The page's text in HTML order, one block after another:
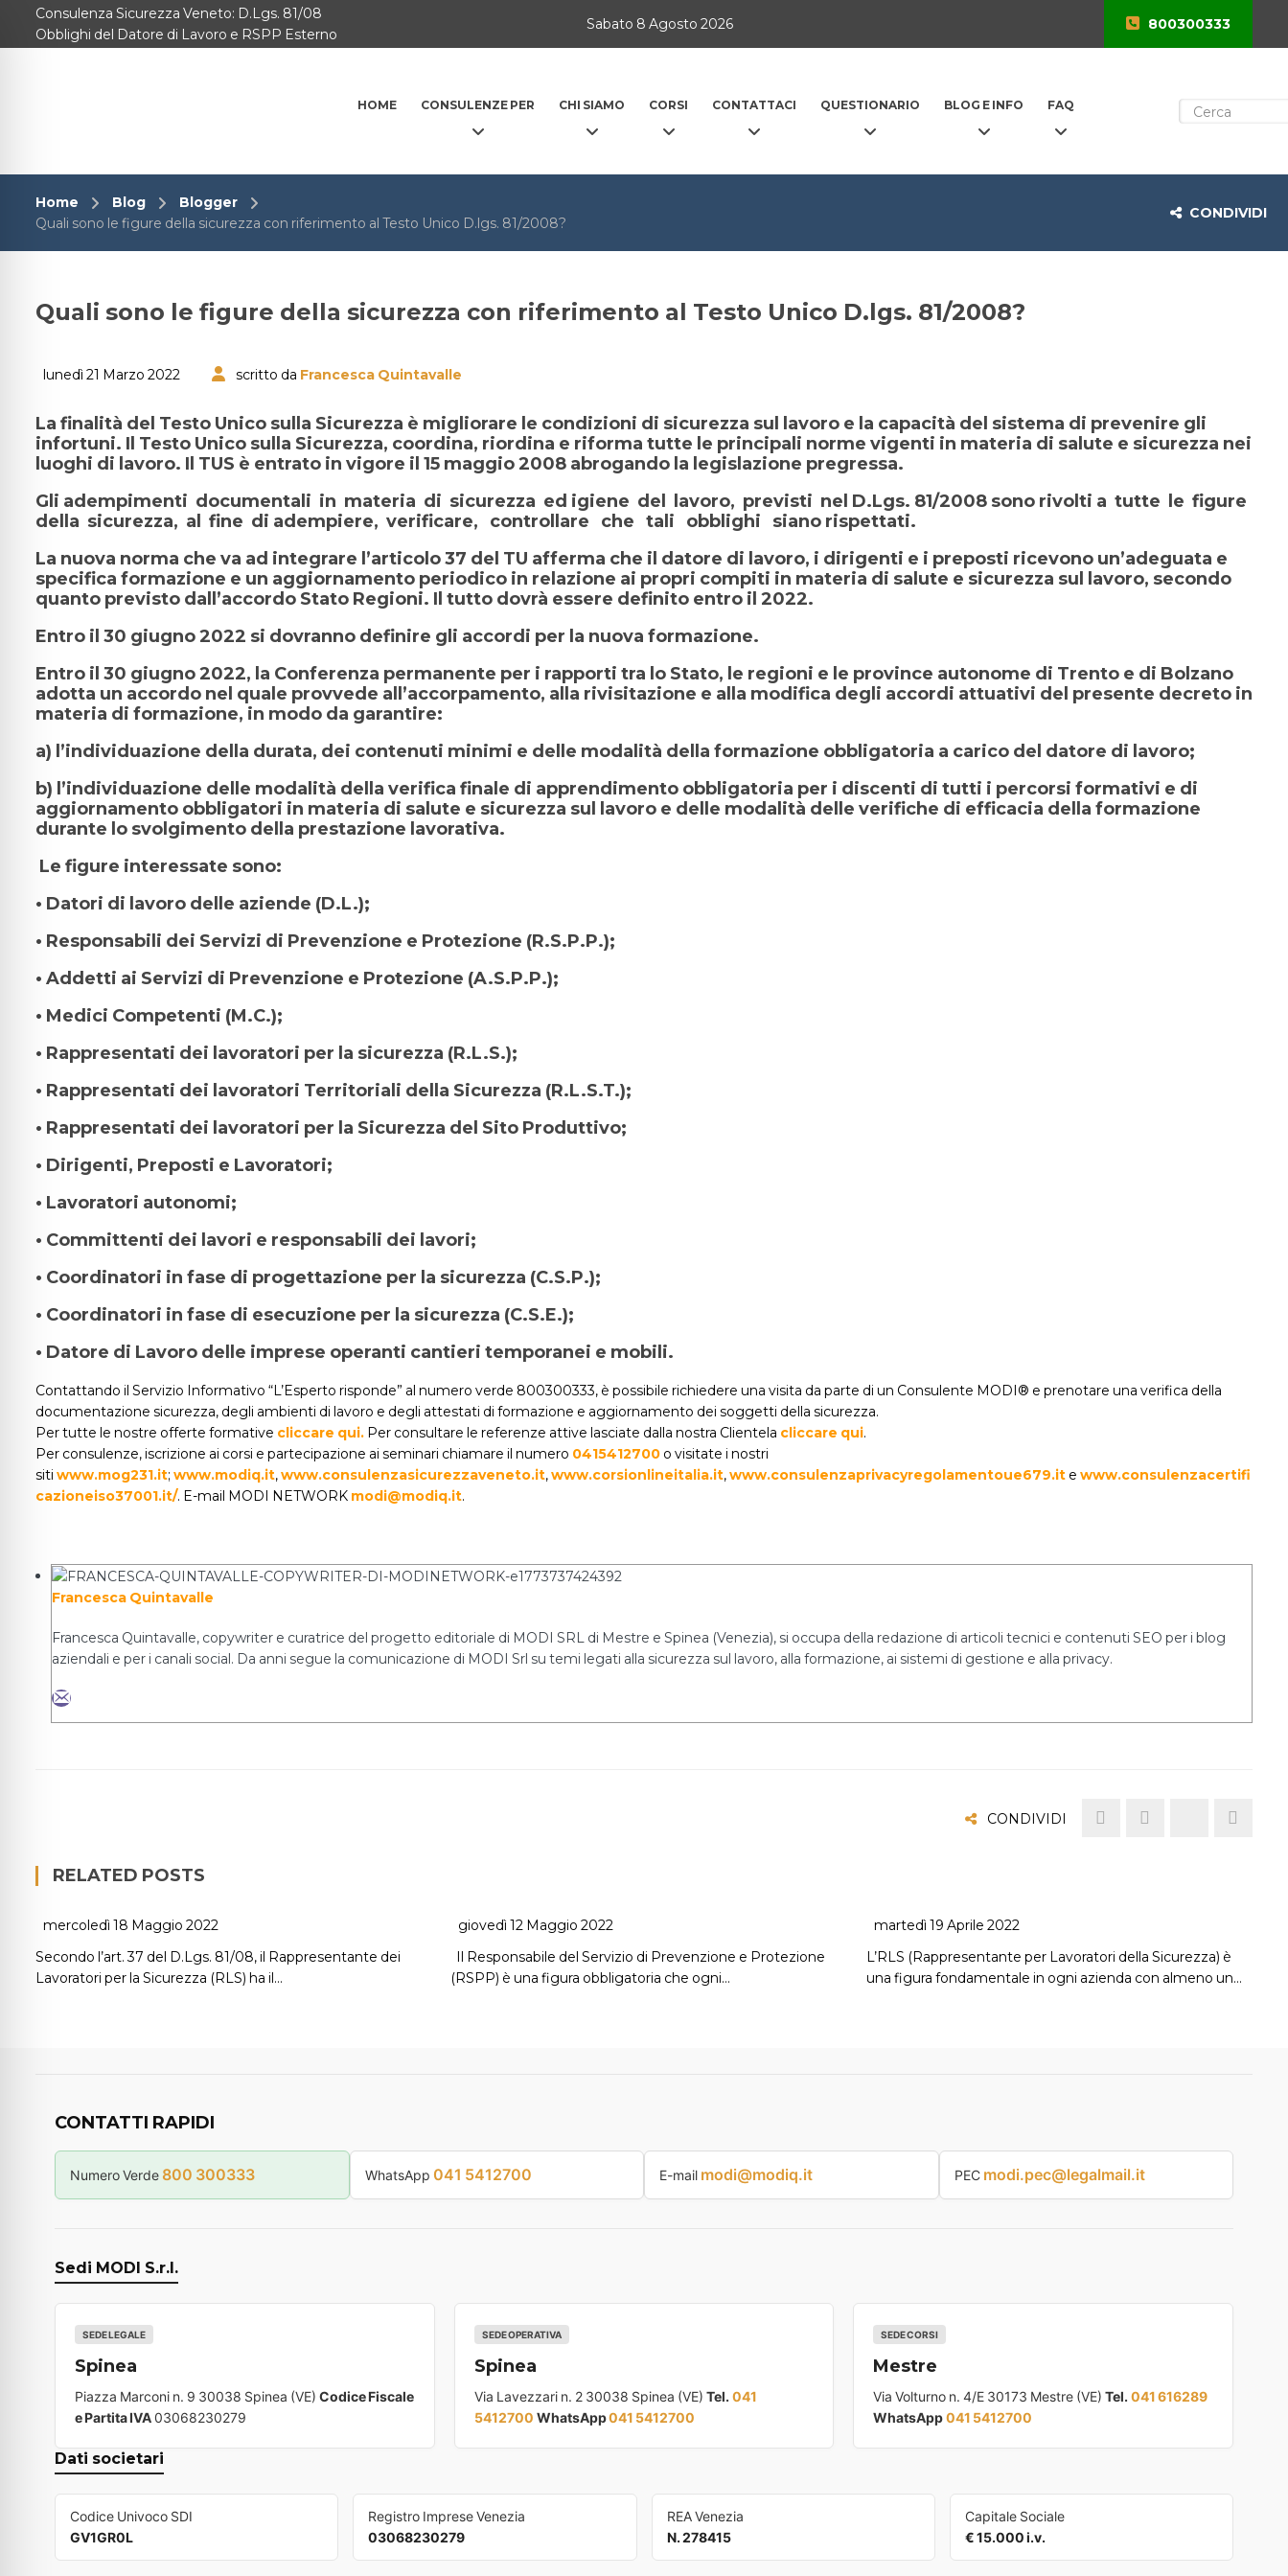
Home
Contattaci
Blog e Info
Consulenza Sicurezza Veneto: D.Lgs. 81/08
Obblighi del Datore di Lavoro e RSPP Esterno
Sabato 8 Agosto 2026 800300333
HOME CONSULENZE PER CHI SIAMO CORSI CONTATTACI QUESTIONARIO BLOG E INFO FAQ
Home Blog
Blogger
Quali sono le figure della sicurezza con riferimento al Testo Unico D.lgs. 81/2008?
CONDIVIDI
Quali sono le figure della sicurezza con riferimento al Testo Unico D.lgs. 81/2008?
lunedì 21 Marzo 2022 scritto da Francesca Quintavalle
La finalità del Testo Unico sulla Sicurezza è migliorare le condizioni di sicurezza sul lavoro e la capacità del sistema di prevenire gli
infortuni. Il Testo Unico sulla Sicurezza, coordina, riordina e riforma tutte le principali norme vigenti in materia di salute e sicurezza nei
luoghi di lavoro. Il TUS è entrato in vigore il 15 maggio 2008 abrogando la legislazione pregressa.
Gli adempimenti documentali in materia di sicurezza ed igiene del lavoro, previsti nel D.Lgs. 81/2008 sono rivolti a tutte le figure
della sicurezza, al fine di adempiere, verificare, controllare che tali obblighi siano rispettati.
La nuova norma che va ad integrare l’articolo 37 del TU afferma che il datore di lavoro, i dirigenti e i preposti ricevono un’adeguata e
specifica formazione e un aggiornamento periodico in relazione ai propri compiti in materia di salute e sicurezza sul lavoro, secondo
quanto previsto dall’accordo Stato Regioni. Il tutto dovrà essere definito entro il 2022.
Entro il 30 giugno 2022 si dovranno definire gli accordi per la nuova formazione.
Entro il 30 giugno 2022, la Conferenza permanente per i rapporti tra lo Stato, le regioni e le province autonome di Trento e di Bolzano
adotta un accordo nel quale provvede all’accorpamento, alla rivisitazione e alla modifica degli accordi attuativi del presente decreto in
materia di formazione, in modo da garantire:
a) l’individuazione della durata, dei contenuti minimi e delle modalità della formazione obbligatoria a carico del datore di lavoro;
b) l’individuazione delle modalità della verifica finale di apprendimento obbligatoria per i discenti di tutti i percorsi formativi e di
aggiornamento obbligatori in materia di salute e sicurezza sul lavoro e delle modalità delle verifiche di efficacia della formazione
durante lo svolgimento della prestazione lavorativa.
Le figure interessate sono:
• Datori di lavoro delle aziende (D.L.);
• Responsabili dei Servizi di Prevenzione e Protezione (R.S.P.P.);
• Addetti ai Servizi di Prevenzione e Protezione (A.S.P.P.);
• Medici Competenti (M.C.);
• Rappresentati dei lavoratori per la sicurezza (R.L.S.);
• Rappresentati dei lavoratori Territoriali della Sicurezza (R.L.S.T.);
• Rappresentati dei lavoratori per la Sicurezza del Sito Produttivo;
• Dirigenti, Preposti e Lavoratori;
• Lavoratori autonomi;
• Committenti dei lavori e responsabili dei lavori;
• Coordinatori in fase di progettazione per la sicurezza (C.S.P.);
• Coordinatori in fase di esecuzione per la sicurezza (C.S.E.);
• Datore di Lavoro delle imprese operanti cantieri temporanei e mobili.
Contattando il Servizio Informativo “L’Esperto risponde” al numero verde 800300333, è possibile richiedere una visita da parte di un Consulente MODI® e prenotare una verifica della
documentazione sicurezza, degli ambienti di lavoro e degli attestati di formazione e aggiornamento dei soggetti della sicurezza.
Per tutte le nostre offerte formative cliccare qui. Per consultare le referenze attive lasciate dalla nostra Clientela cliccare qui.
Per consulenze, iscrizione ai corsi e partecipazione ai seminari chiamare il numero 0415412700 o visitate i nostri
siti www.mog231.it; www.modiq.it,www.consulenzasicurezzaveneto.it,www.corsionlineitalia.it,www.consulenzaprivacyregolamentoue679.it e www.consulenzacertifi
cazioneiso37001.it/. E-mail MODI NETWORK modi@modiq.it.
Francesca Quintavalle
Francesca Quintavalle, copywriter e curatrice del progetto editoriale di MODI SRL di Mestre e Spinea (Venezia), si occupa della redazione di articoli tecnici e contenuti SEO per i blog
aziendali e per i canali social. Da anni segue la comunicazione di MODI Srl su temi legati alla sicurezza sul lavoro, alla formazione, ai sistemi di gestione e alla privacy.
CONDIVIDI
RELATED POSTS
mercoledì 18 Maggio 2022
Secondo l’art. 37 del D.Lgs. 81/08, il Rappresentante dei
Lavoratori per la Sicurezza (RLS) ha il…
giovedì 12 Maggio 2022
Il Responsabile del Servizio di Prevenzione e Protezione
(RSPP) è una figura obbligatoria che ogni…
martedì 19 Aprile 2022
L’RLS (Rappresentante per Lavoratori della Sicurezza) è
una figura fondamentale in ogni azienda con almeno un…
CONTATTI RAPIDI
Numero Verde 800 300333 WhatsApp 041 5412700 E-mail modi@modiq.it PEC modi.pec@legalmail.it
Sedi MODI S.r.l.
SEDE LEGALE
Spinea
Piazza Marconi n. 9 30038 Spinea (VE) Codice Fiscale
e Partita IVA03068230279
SEDE OPERATIVA
Spinea
Via Lavezzari n. 2 30038 Spinea (VE) Tel. 041
5412700 WhatsApp041 5412700
SEDE CORSI
Mestre
Via Volturno n. 4/E 30173 Mestre (VE)Tel. 041 616289
WhatsApp041 5412700
Dati societari
Codice Univoco SDI
GV1GR0L
Registro Imprese Venezia
03068230279
REA Venezia
N. 278415
Capitale Sociale
€ 15.000 i.v.